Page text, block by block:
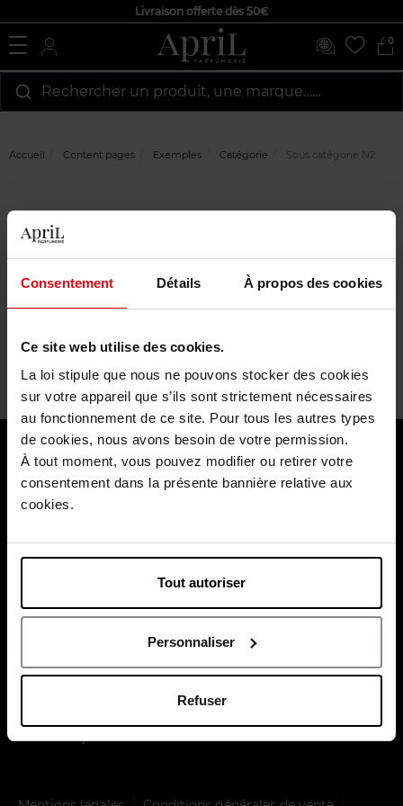
Consentement Détails À propos des cookies
Ce site web utilise des cookies.
La loi stipule que nous ne pouvons stocker des cookies
sur votre appareil que s’ils sont strictement nécessaires
au fonctionnement de ce site. Pour tous les autres types
de cookies, nous avons besoin de votre permission.
À tout moment, vous pouvez modifier ou retirer votre
consentement dans la présente bannière relative aux
cookies.
Tout autoriser
Personnaliser
Refuser
Livraison offerte dès 50€
0
Rechercher un produit, une marque…...
Accueil Content pages Exemples Catégorie Sous catégorie N2
Sous catégorie N2
SOUS CATÉGORIE N3
À propos de nous
Nos services
Livraison par